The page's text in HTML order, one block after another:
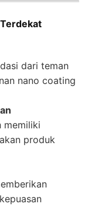
dari teman
nano coating
memiliki
produk